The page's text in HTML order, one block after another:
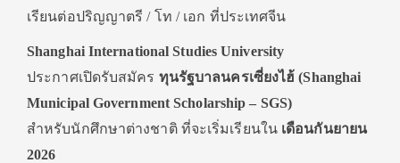
เรียนต่อปริญญาตรี / โท / เอก ที่ประเทศจีน
Shanghai International Studies University
ประกาศเปิดรับสมัคร ทุนรัฐบาลนครเซี่ยงไฮ้ (Shanghai
Municipal Government Scholarship – SGS)
สำหรับนักศึกษาต่างชาติ ที่จะเริ่มเรียนใน เดือนกันยายน
2026